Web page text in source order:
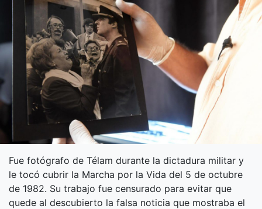
Fue fotógrafo de Télam durante la dictadura militar y
le tocó cubrir la Marcha por la Vida del 5 de octubre
de 1982. Su trabajo fue censurado para evitar que
quede al descubierto la falsa noticia que mostraba el